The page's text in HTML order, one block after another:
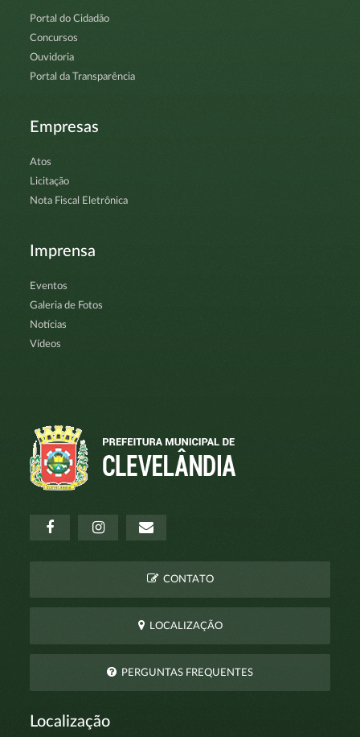
Portal do Cidadão
Concursos
Ouvidoria
Portal da Transparência
Empresas
Atos
Licitação
Nota Fiscal Eletrônica
Imprensa
Eventos
Galeria de Fotos
Notícias
Vídeos
CONTATO
LOCALIZAÇÃO
PERGUNTAS FREQUENTES
Localização